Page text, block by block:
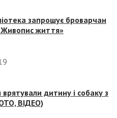
запрошує броварчан
життя»
дитину і собаку з
ВІДЕО)